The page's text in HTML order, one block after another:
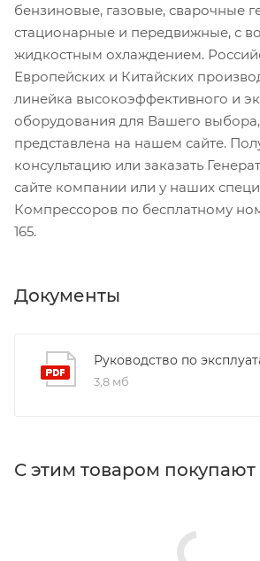
бензиновые, газовые, сварочные
стационарные и передвижные, с
жидкостным охлаждением.
Европейских и Китайских
линейка высокоэффективного и
оборудования для Вашего
представлена на нашем сайте.
консультацию или заказать
сайте компании или у наших
Компрессоров по бесплатному
165.
Документы
Руководство по
3,8 мб
С этим товаром покупают